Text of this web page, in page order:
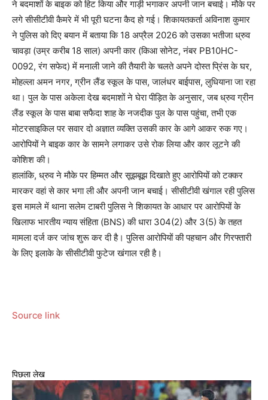
ने बदमाशों के बाइक को हिट किया और गाड़ी भगाकर अपनी जान बचाई। मौके पर
लगे सीसीटीवी कैमरे में भी पूरी घटना कैद हो गई। शिकायतकर्ता अविनाश कुमार
ने पुलिस को दिए बयान में बताया कि 18 अप्रैल 2026 को उसका भतीजा ध्रुव
चावड़ा (उम्र करीब 18 साल) अपनी कार (किआ सोनेट, नंबर PB10HC-
0092, रंग सफेद) में मनाली जाने की तैयारी के चलते अपने दोस्त प्रिंस के घर,
मोहल्ला अमन नगर, ग्रीन लैंड स्कूल के पास, जालंधर बाईपास, लुधियाना जा रहा
था। पुल के पास अकेला देख बदमाशों ने घेरा पीड़ित के अनुसार, जब ध्रुव ग्रीन
लैंड स्कूल के पास बाबा सफैदा शाह के नजदीक पुल के पास पहुंचा, तभी एक
मोटरसाइकिल पर सवार दो अज्ञात व्यक्ति उसकी कार के आगे आकर रुक गए।
आरोपियों ने बाइक कार के सामने लगाकर उसे रोक लिया और कार लूटने की
कोशिश की।
हालांकि, ध्रुव ने मौके पर हिम्मत और सूझबूझ दिखाते हुए आरोपियों को टक्कर
मारकर वहां से कार भगा ली और अपनी जान बचाई। सीसीटीवी खंगाल रही पुलिस
इस मामले में थाना सलेम टाबरी पुलिस ने शिकायत के आधार पर आरोपियों के
खिलाफ भारतीय न्याय संहिता (BNS) की धारा 304(2) और 3(5) के तहत
मामला दर्ज कर जांच शुरू कर दी है। पुलिस आरोपियों की पहचान और गिरफ्तारी
के लिए इलाके के सीसीटीवी फुटेज खंगाल रही है।
Source link
पिछला लेख